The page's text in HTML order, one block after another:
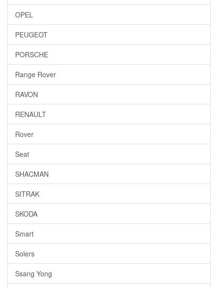
OPEL
PEUGEOT
PORSCHE
Range Rover
RAVON
RENAULT
Rover
Seat
SHACMAN
SITRAK
SKODA
Smart
Solers
Ssang Yong